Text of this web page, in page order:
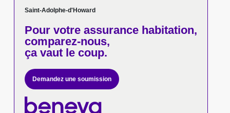
Saint-Adolphe-d'Howard
Pour votreassurance habitation,
comparez-nous,
ça vaut le coup.
Demandez une soumission